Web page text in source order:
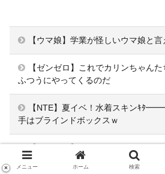
【ウマ娘】学業が怪しいウマ娘と言
【ゼンゼロ】これでカリンちゃん
ふつうにやってくるのだ
【NTE】夏イベ！水着スキンｷ
手はブラインドボックスｗ
さそうで助かる･･･
メニュー ホーム 検索
×